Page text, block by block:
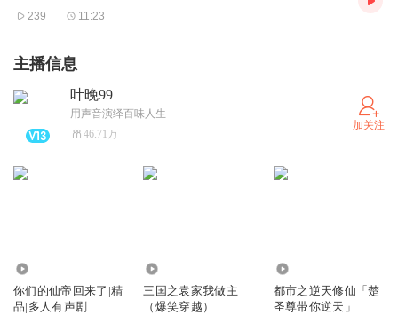
239 11:23
主播信息
叶晚99
用声音演绎百味人生
46.71万
加关注
你们的仙帝回来了|精
品|多人有声剧
三国之袁家我做主
（爆笑穿越）
都市之逆天修仙「楚
圣尊带你逆天」